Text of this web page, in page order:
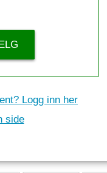
Logg inn her
side